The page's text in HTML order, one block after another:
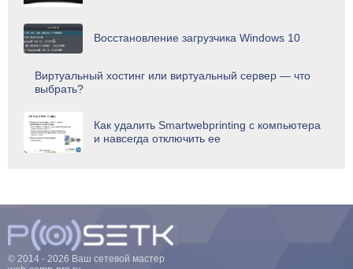
Восстановление загрузчика Windows 10
Виртуальный хостинг или виртуальный сервер — что
выбрать?
Как удалить Smartwebprinting с компьютера
и навсегда отключить ее
© 2014 - 2026 Ваш сетевой мастер